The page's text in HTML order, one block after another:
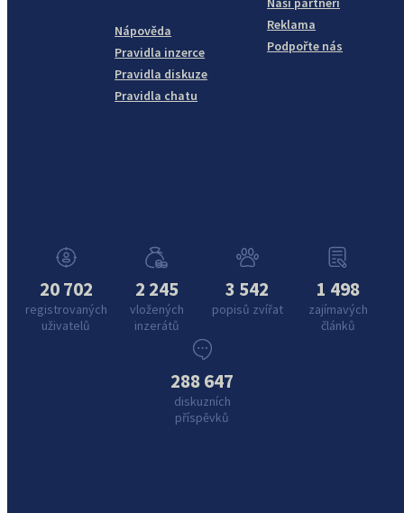
Nápověda
Pravidla inzerce
Pravidla diskuze
Pravidla chatu
Reklama
Podpořte nás
20 702
registrovaných
uživatelů
2 245
vložených
inzerátů
3 542
popisů zvířat
1 498
zajímavých
článků
288 647
diskuzních
příspěvků